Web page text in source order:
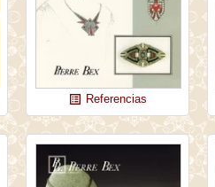
list_alt Referencias